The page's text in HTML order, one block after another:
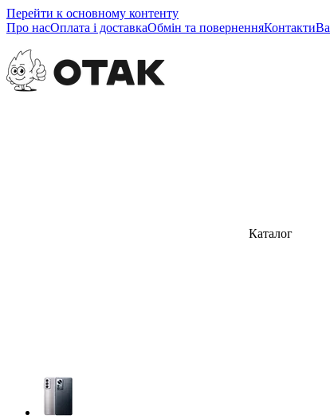
Перейти к основному контенту
Про насОплата і доставкаОбмін та поверненняКонтакти
Каталог